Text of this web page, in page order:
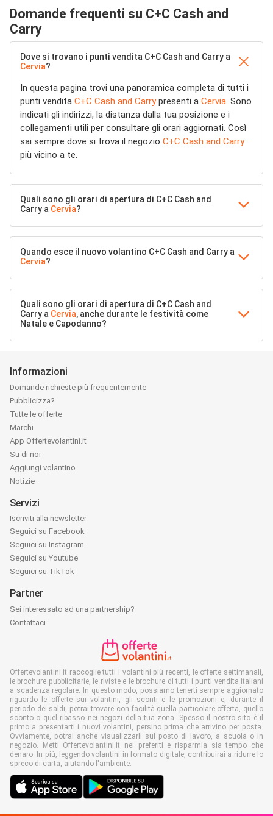
Domande frequenti su C+C Cash and
Carry
Dove si trovano i punti vendita C+C Cash and Carry a
Cervia?
In questa pagina trovi una panoramica completa di tutti i
punti vendita C+C Cash and Carrypresenti a Cervia. Sono
indicati gli indirizzi, la distanza dalla tua posizione e i
collegamenti utili per consultare gli orari aggiornati. Così
sai sempre dove si trova il negozio C+C Cash and Carry
più vicino a te.
Quali sono gli orari di apertura di C+C Cash and
Carry a Cervia?
Quando esce il nuovo volantino C+C Cash and Carry a
Cervia?
Quali sono gli orari di apertura di C+C Cash and
Carry a Cervia, anche durante le festività come
Natale e Capodanno?
Informazioni
Domande richieste più frequentemente
Pubblicizza?
Tutte le offerte
Marchi
App Offertevolantini.it
Su di noi
Aggiungi volantino
Notizie
Servizi
Iscriviti alla newsletter
Seguici su Facebook
Seguici su Instagram
Seguici su Youtube
Seguici su TikTok
Partner
Sei interessato ad una partnership?
Contattaci
Offertevolantini.it raccoglie tutti i volantini più recenti, le offerte settimanali,
le brochure pubblicitarie, le riviste e le brochure di tutti i punti vendita italiani
a scadenza regolare. In questo modo, possiamo tenerti sempre aggiornato
riguardo le offerte sui volantini, gli sconti e le promozioni e, durante il
periodo dei saldi, potrai trovare con facilità quella particolare offerta, quello
sconto o quel ribasso nei negozi della tua zona. Spesso il nostro sito è il
primo a presentarti i nuovi volantini, persino prima che arrivino per posta.
Ovviamente, potrai anche visualizzarli sul posto di lavoro, a scuola o in
negozio. Metti Offertevolantini.it nei preferiti e risparmia sia tempo che
denaro. In più, leggendo volantini in formato digitale, contribuirai a ridurre lo
spreco di carta, aiutando l'ambiente.